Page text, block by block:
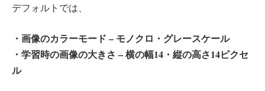
デフォルトでは、
・画像のカラーモード – モノクロ・グレースケール
・学習時の画像の大きさ – 横の幅14・縦の高さ14ピクセ
ル